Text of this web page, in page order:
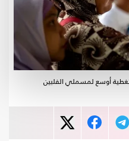
أوسع لمسملي الفلبين